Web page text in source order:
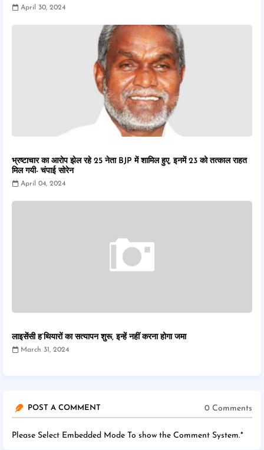
April 30, 2024
भ्रष्टाचार का आरोप झेल रहे 25 नेता BJP में शामिल हुए, इनमें 23 को तत्काल राहत
मिल गयी- चंपाई सोरेन
April 04, 2024
लाइसेंसी ह’थियारों का सत्यापन शुरू, इन्हें नहीं करना होगा जमा
March 31, 2024
POST A COMMENT 0 Comments
Please Select Embedded Mode To show the Comment System.*